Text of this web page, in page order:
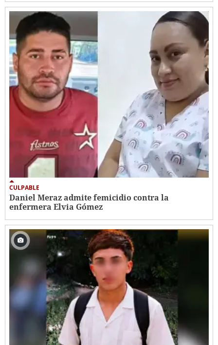
CULPABLE
Daniel Meraz admite femicidio contra la
enfermera Elvia Gómez